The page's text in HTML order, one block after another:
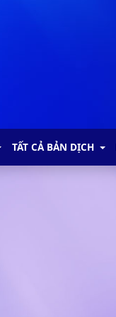
TẤT CẢ BẢN DỊCH